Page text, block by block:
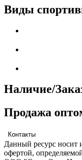
Виды
Наличие/
Продажа
Контакты
Данный ресурс носит
офертой,